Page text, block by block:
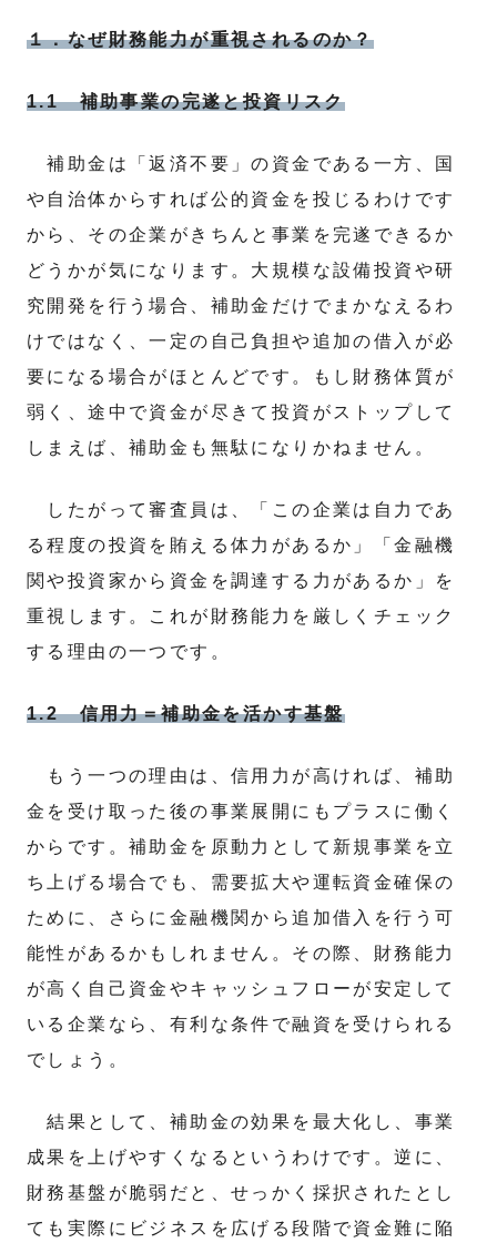
１．なぜ財務能力が重視されるのか？
1.1 補助事業の完遂と投資リスク
補助金は「返済不要」の資金である一方、国
や自治体からすれば公的資金を投じるわけです
から、その企業がきちんと事業を完遂できるか
どうかが気になります。大規模な設備投資や研
究開発を行う場合、補助金だけでまかなえるわ
けではなく、一定の自己負担や追加の借入が必
要になる場合がほとんどです。もし財務体質が
弱く、途中で資金が尽きて投資がストップして
しまえば、補助金も無駄になりかねません。
したがって審査員は、「この企業は自力であ
る程度の投資を賄える体力があるか」「金融機
関や投資家から資金を調達する力があるか」を
重視します。これが財務能力を厳しくチェック
する理由の一つです。
1.2 信用力＝補助金を活かす基盤
もう一つの理由は、信用力が高ければ、補助
金を受け取った後の事業展開にもプラスに働く
からです。補助金を原動力として新規事業を立
ち上げる場合でも、需要拡大や運転資金確保の
ために、さらに金融機関から追加借入を行う可
能性があるかもしれません。その際、財務能力
が高く自己資金やキャッシュフローが安定して
いる企業なら、有利な条件で融資を受けられる
でしょう。
結果として、補助金の効果を最大化し、事業
成果を上げやすくなるというわけです。逆に、
財務基盤が脆弱だと、せっかく採択されたとし
ても実際にビジネスを広げる段階で資金難に陥